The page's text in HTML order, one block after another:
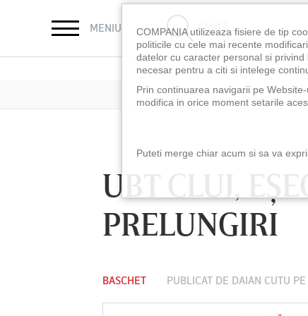
MENIU CAUTĂ
UBT CLUJ,
PRELUNGIRI
BASCHET PUBLICAT DE DAIAN CUTU
LUNI 10 AUG, 18:30 LUNI 10 AUG,
COMPANIA utilizeaza fisiere de tip
politicile cu cele mai recente
datelor cu caracter personal si
necesar pentru a citi si intelege
Prin continuarea navigarii pe
modifica in orice moment setarile
Puteti merge chiar acum si sa va